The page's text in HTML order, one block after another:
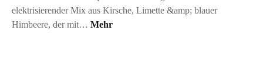
elektrisierender Mix aus Kirsche, Limette &amp; blauer
Himbeere, der mit… Mehr